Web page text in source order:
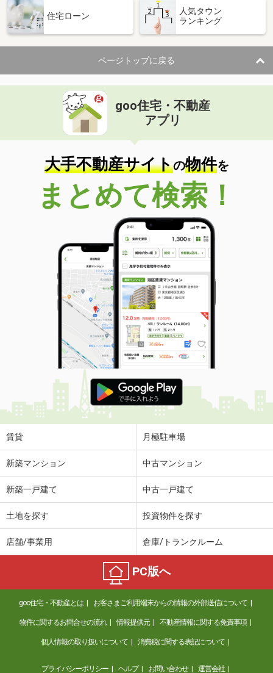
住宅ローン
人気タウン
ランキング
ページトップに戻る
goo住宅・不動産
アプリ
大手不動産サイトの物件を
まとめて検索！
賃貸 月極駐車場
新築マンション 中古マンション
新築一戸建て 中古一戸建て
土地を探す 投資物件を探す
店舗/事業用 倉庫/トランクルーム
PC版へ
goo住宅・不動産とは お客さまご利用端末からの情報の外部送信について
物件に関するお問合せの流れ 情報提供元 不動産情報に関する免責事項
個人情報の取り扱いについて 消費税に関する表記について
プライバシーポリシー ヘルプ お問い合わせ 運営会社